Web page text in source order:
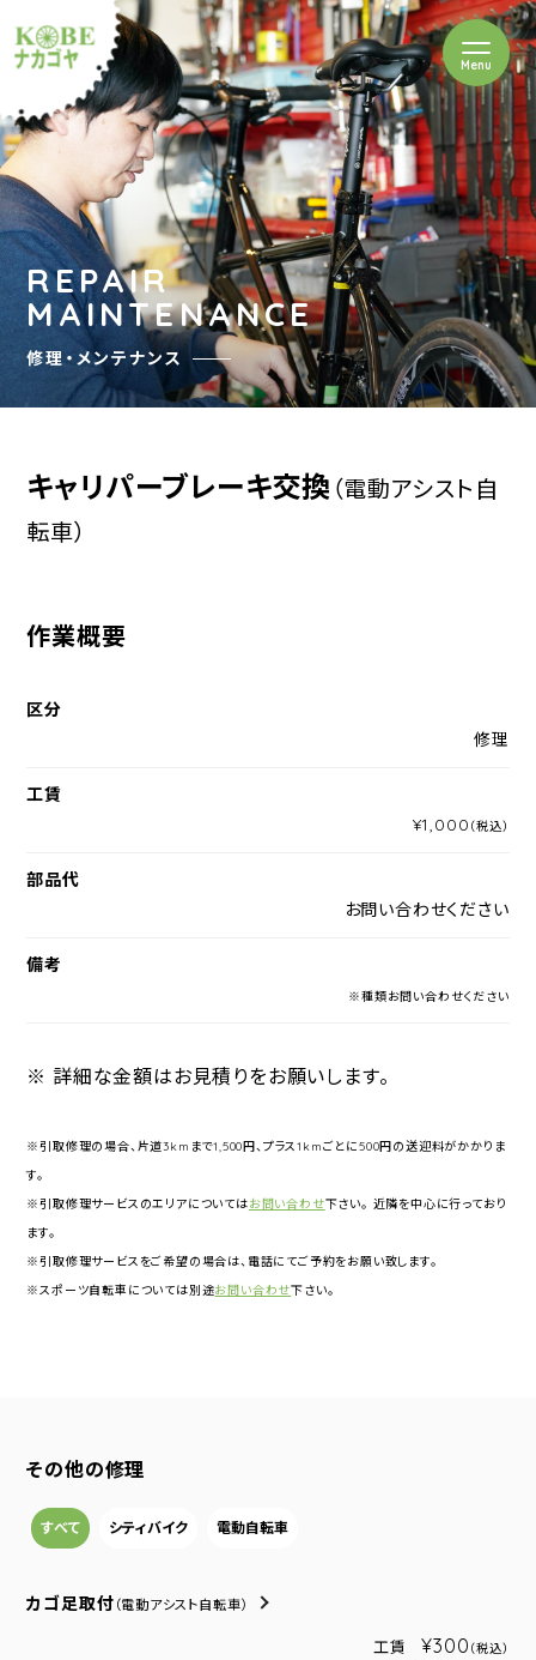
ルショップナカゴヤ
Menuを開閉
REPAIR
MAINTENANCE
修理・メンテナンス
キャリパーブレーキ交換 （電動アシスト自
転車）
作業概要
区分
修理
工賃
¥1,000 （税込）
部品代
お問い合わせください
備考
※種類お問い合わせください
※ 詳細な金額はお見積りをお願いします。
※引取修理の場合、片道3kmまで1,500円、プラス1kmごとに500円の送迎料がかかりま
す。
※引取修理サービスのエリアについてはお問い合わせ下さい。 近隣を中心に行っており
ます。
※引取修理サービスをご希望の場合は、電話にてご予約をお願い致します。
※スポーツ自転車については別途お問い合わせ下さい。
その他の修理
すべて シティバイク 電動自転車
カゴ足取付 （電動アシスト自転車）
工賃 ¥300 （税込）